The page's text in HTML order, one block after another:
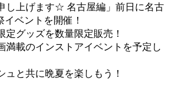
し上げます☆ 名古屋編」前日に名古
ベントを開催！
定グッズを数量限定販売！
満載のインストアイベントを予定し
ュと共に晩夏を楽しもう！